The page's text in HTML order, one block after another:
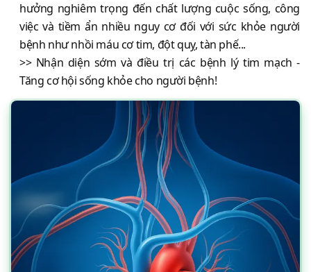
hưởng nghiêm trọng đến chất lượng cuộc sống, công
việc và tiềm ẩn nhiều nguy cơ đối với sức khỏe người
bệnh như nhồi máu cơ tim, đột quỵ, tàn phế...
>> Nhận diện sớm và điều trị các bệnh lý tim mạch -
Tăng cơ hội sống khỏe cho người bệnh!